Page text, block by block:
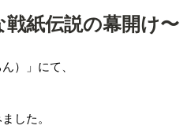
紙伝説の幕開け〜
）」にて、
した。